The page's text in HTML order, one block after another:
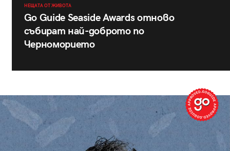
НЕЩАТА ОТ ЖИВОТА
Go Guide Seaside Awards отново
събират най-доброто по
Черноморието